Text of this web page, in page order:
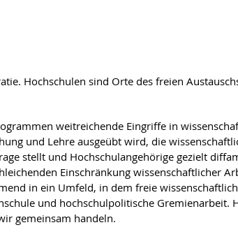
Hochschulen sind Orte des freien
weitreichende Eingriffe in
und Lehre ausgeübt wird, die
stellt und Hochschulangehörige gezielt
Einschränkung wissenschaftlicher
in ein Umfeld, in dem freie
und hochschulpolitische Gremienarbeit.
gemeinsam handeln.